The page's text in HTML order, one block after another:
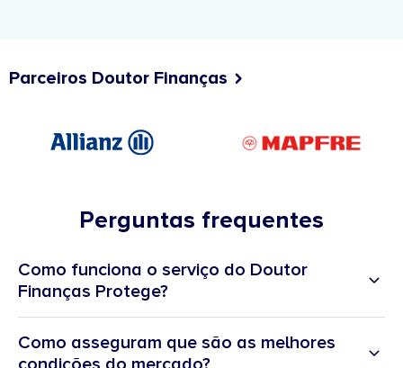
Parceiros Doutor Finanças
Perguntas frequentes
Como funciona o serviço do Doutor
Finanças Protege?
Como asseguram que são as melhores